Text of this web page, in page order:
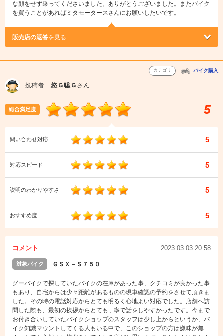
な顔をせず乗ってくださいました。ありがとうございました。またバイク
を買うことがあればミタモータースさんにお願いしたいです。
販売店の返答を見る
カテゴリ バイク購入
投稿者 悠Ｇ聡Ｇ さん
総合満足度 5
問い合わせ対応 5
対応スピード 5
説明のわかりやすさ 5
おすすめ度 5
コメント 2023.03.03 20:58
対象バイク ＧＳＸ－Ｓ７５０
グーバイクで探していたバイクの在庫があった事、クチコミが良かった事
もあり、自宅からは少々距離があるものの現車確認の予約をさせて頂きま
した。その時の電話対応からとても明るく心地よい対応でした。店舗へ訪
問した際も、最初の挨拶からとても丁寧で話をしやすかったです。今まで
お付き合いしていたバイクショップのスタッフは少し上からというか、バ
イク知識マウントしてくる人もいる中で、このショップの方は嫌味が無